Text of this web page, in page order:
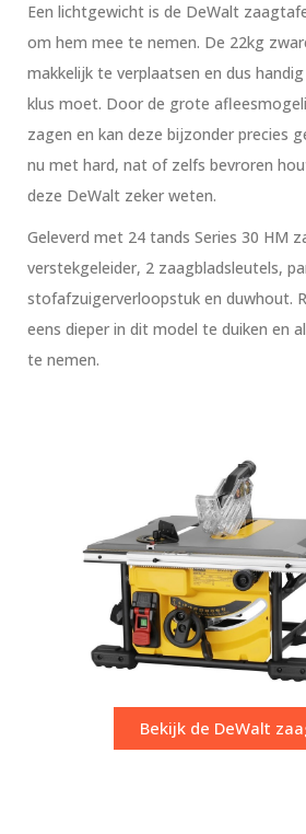
Een lichtgewicht is de DeWalt
om hem mee te nemen. De 22kg
makkelijk te verplaatsen en dus
klus moet. Door de grote
zagen en kan deze bijzonder precies
nu met hard, nat of zelfs bevroren
deze DeWalt zeker weten.
Geleverd met 24 tands Series 30 HM
verstekgeleider, 2 zaagbladsleutels,
stofafzuigerverloopstuk en duwhout.
eens dieper in dit model te duiken en
te nemen.
Bekijk de DeWalt